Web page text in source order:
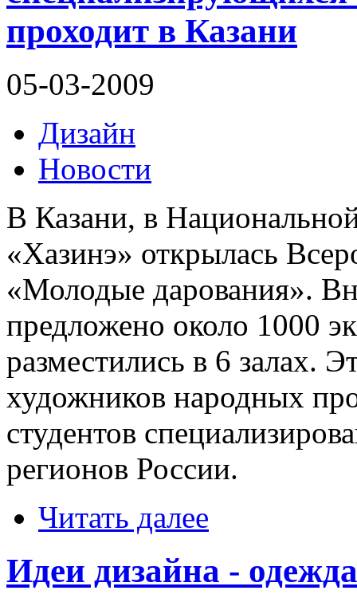
проходит в Казани
05-03-2009
Дизайн
Новости
В Казани, в
«Хазинэ» открылась
«Молодые дарования».
предложено около 1000
разместились в 6 залах.
художников народных
студентов
регионов России.
Читать далее
Идеи дизайна -